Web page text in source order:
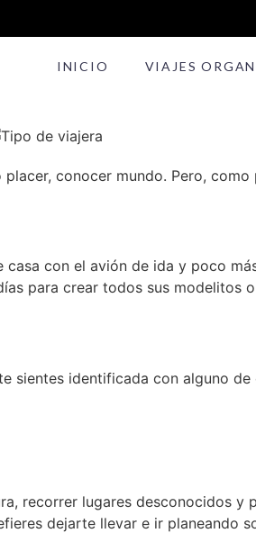
INICIO VIAJES
conocer mundo. Pero,
con el avión de ida y poco
para crear todos sus modelitos
sientes identificada con alguno
recorrer lugares desconocidos y
dejarte llevar e ir planeando